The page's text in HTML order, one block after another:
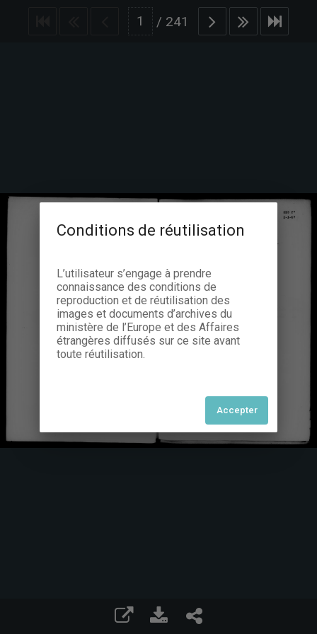
/ 241
Conditions de réutilisation
L’utilisateur s’engage à prendre
connaissance des conditions de
reproduction et de réutilisation des
images et documents d’archives du
ministère de l’Europe et des Affaires
étrangères diffusés sur ce site avant
toute réutilisation.